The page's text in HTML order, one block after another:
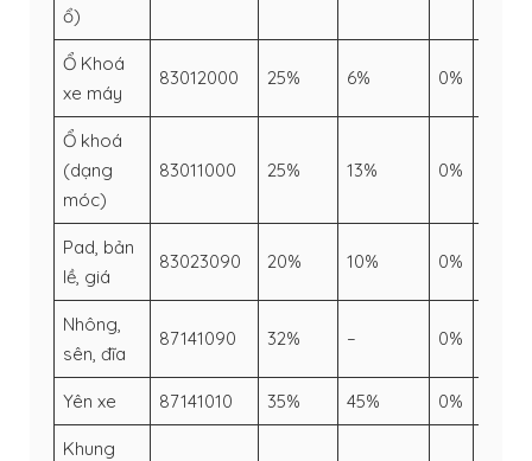
ổ)
Ổ Khoá
xe máy
83012000 25% 6% 0%
Ổ khoá
(dạng
móc)
83011000 25% 13% 0%
Pad, bản
lề, giá
83023090 20% 10% 0%
Nhông,
sên, đĩa
87141090 32% – 0%
Yên xe 87141010 35% 45% 0%
Khung